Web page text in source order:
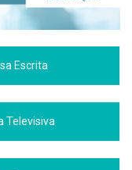
Escrita
Televisiva